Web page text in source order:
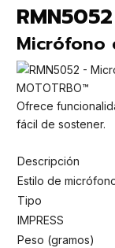
RMN5052
Micrófono
Ofrece
fácil de sostener.
Descripción
Estilo de
Tipo
IMPRESS
Peso (gramos)